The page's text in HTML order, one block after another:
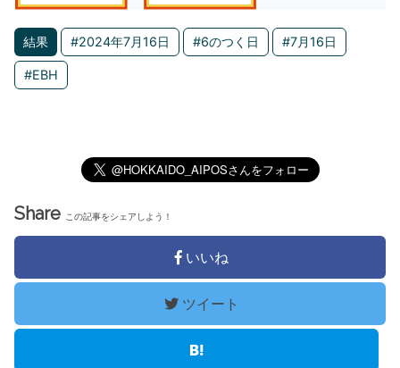
結果 #2024年7月16日 #6のつく日 #7月16日
#EBH
Share この記事をシェアしよう！
いいね
ツイート